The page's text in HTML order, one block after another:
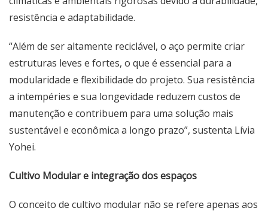
resistência e adaptabilidade.
“Além de ser altamente reciclável, o aço permite criar
estruturas leves e fortes, o que é essencial para a
modularidade e flexibilidade do projeto. Sua resistência
a intempéries e sua longevidade reduzem custos de
manutenção e contribuem para uma solução mais
sustentável e econômica a longo prazo”, sustenta Lívia
Yohei.
Cultivo Modular e integração dos espaços
O conceito de cultivo modular não se refere apenas aos